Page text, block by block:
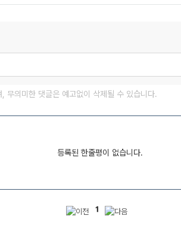
의미한 댓글은 예고없이 삭제될 수 있습니다.
등록된 한줄평이 없습니다.
1